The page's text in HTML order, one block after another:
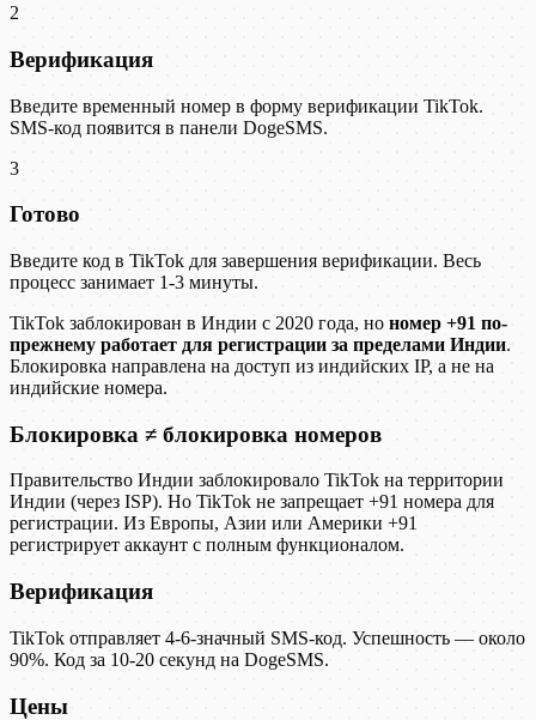
2
Верификация
Введите временный номер в форму верификации TikTok.
SMS-код появится в панели DogeSMS.
3
Готово
Введите код в TikTok для завершения верификации. Весь
процесс занимает 1-3 минуты.
TikTok заблокирован в Индии с 2020 года, но номер +91 по-
прежнему работает для регистрации за пределами Индии.
Блокировка направлена на доступ из индийских IP, а не на
индийские номера.
Блокировка ≠ блокировка номеров
Правительство Индии заблокировало TikTok на территории
Индии (через ISP). Но TikTok не запрещает +91 номера для
регистрации. Из Европы, Азии или Америки +91
регистрирует аккаунт с полным функционалом.
Верификация
TikTok отправляет 4-6-значный SMS-код. Успешность — около
90%. Код за 10-20 секунд на DogeSMS.
Цены